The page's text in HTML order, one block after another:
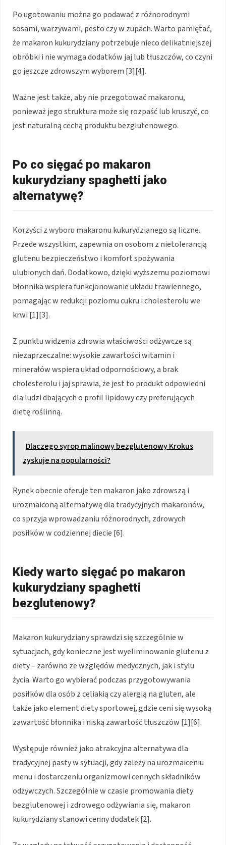
Po ugotowaniu można go podawać z różnorodnymi
sosami, warzywami, pesto czy w zupach. Warto pamiętać,
że makaron kukurydziany potrzebuje nieco delikatniejszej
obróbki i nie wymaga dodatków jaj lub tłuszczów, co czyni
go jeszcze zdrowszym wyborem [3][4].
Ważne jest także, aby nie przegotować makaronu,
ponieważ jego struktura może się rozpaść lub kruszyć, co
jest naturalną cechą produktu bezglutenowego.
Po co sięgać po makaron
kukurydziany spaghetti jako
alternatywę?
Korzyści z wyboru makaronu kukurydzianego są liczne.
Przede wszystkim, zapewnia on osobom z nietolerancją
glutenu bezpieczeństwo i komfort spożywania
ulubionych dań. Dodatkowo, dzięki wyższemu poziomowi
błonnika wspiera funkcjonowanie układu trawiennego,
pomagając w redukcji poziomu cukru i cholesterolu we
krwi [1][3].
Z punktu widzenia zdrowia właściwości odżywcze są
niezaprzeczalne: wysokie zawartości witamin i
minerałów wspiera układ odpornościowy, a brak
cholesterolu i jaj sprawia, że jest to produkt odpowiedni
dla ludzi dbających o profil lipidowy czy preferujących
dietę roślinną.
Dlaczego syrop malinowy bezglutenowy Krokus
zyskuje na popularności?
Rynek obecnie oferuje ten makaron jako zdrowszą i
urozmaiconą alternatywę dla tradycyjnych makaronów,
co sprzyja wprowadzaniu różnorodnych, zdrowych
posiłków w codziennej diecie [6].
Kiedy warto sięgać po makaron
kukurydziany spaghetti
bezglutenowy?
Makaron kukurydziany sprawdzi się szczególnie w
sytuacjach, gdy konieczne jest wyeliminowanie glutenu z
diety – zarówno ze względów medycznych, jak i stylu
życia. Warto go wybierać podczas przygotowywania
posiłków dla osób z celiakią czy alergią na gluten, ale
także jako element diety sportowej, gdzie ceni się wysoką
zawartość błonnika i niską zawartość tłuszczów [1][6].
Występuje również jako atrakcyjna alternatywa dla
tradycyjnej pasty w sytuacji, gdy zależy na urozmaiceniu
menu i dostarczeniu organizmowi cennych składników
odżywczych. Szczególnie w czasie promowania diety
bezglutenowej i zdrowego odżywiania się, makaron
kukurydziany stanowi cenny dodatek [2].